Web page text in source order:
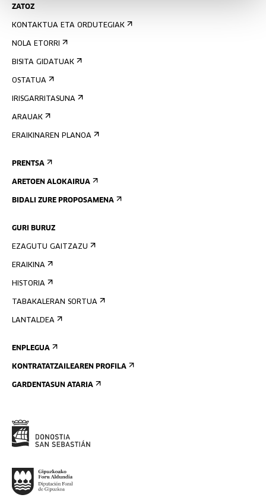
ZATOZ
KONTAKTUA ETA ORDUTEGIAK
NOLA ETORRI
BISITA GIDATUAK
OSTATUA
IRISGARRITASUNA
ARAUAK
ERAIKINAREN PLANOA
PRENTSA
ARETOEN ALOKAIRUA
BIDALI ZURE PROPOSAMENA
GURI BURUZ
EZAGUTU GAITZAZU
ERAIKINA
HISTORIA
TABAKALERAN SORTUA
LANTALDEA
ENPLEGUA
KONTRATATZAILEAREN PROFILA
GARDENTASUN ATARIA